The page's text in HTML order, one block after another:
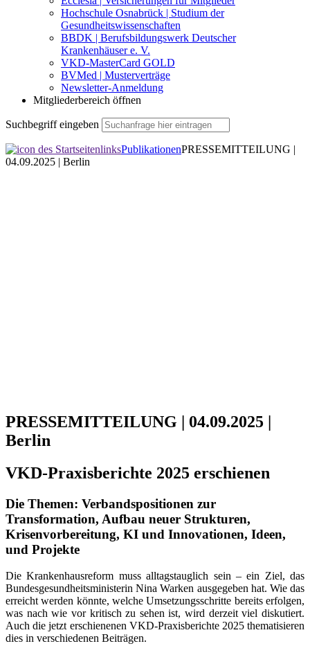
Hochschule Osnabrück | Studium der
Gesundheitswissenschaften
BBDK | Berufsbildungswerk Deutscher
Krankenhäuser e. V.
VKD-MasterCard GOLD
BVMed | Musterverträge
Newsletter-Anmeldung
Mitgliederbereich öffnen
Suchbegriff eingeben
PublikationenPRESSEMITTEILUNG |
04.09.2025 | Berlin
PRESSEMITTEILUNG | 04.09.2025 |
Berlin
VKD-Praxisberichte 2025 erschienen
Die Themen: Verbandspositionen zur
Transformation, Aufbau neuer Strukturen,
Krisenvorbereitung, KI und Innovationen, Ideen,
und Projekte
Die Krankenhausreform muss alltagstauglich sein – ein Ziel, das
Bundesgesundheitsministerin Nina Warken ausgegeben hat. Wie das
erreicht werden könnte, welche Umsetzungsschritte bereits erfolgen,
was nach wie vor kritisch zu sehen ist, wird derzeit viel diskutiert.
Auch die jetzt erschienenen VKD-Praxisberichte 2025 thematisieren
dies in verschiedenen Beiträgen.